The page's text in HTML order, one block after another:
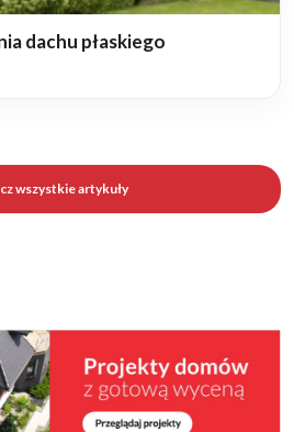
dachu płaskiego
wszystkie artykuły